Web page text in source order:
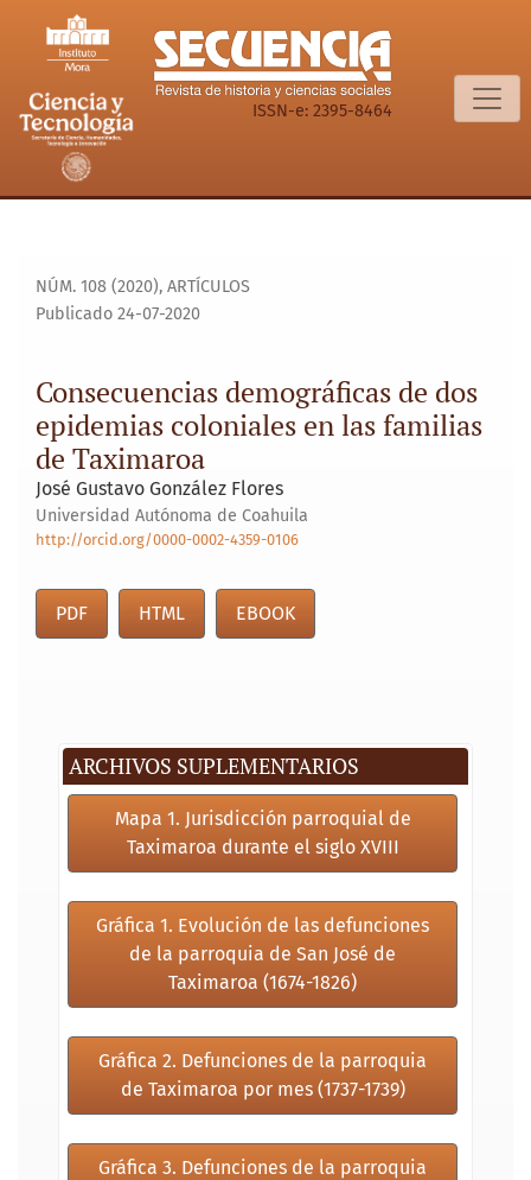
Consecuencias demográficas de dos epidemias
ISSN-e: 2395-8464
NÚM. 108 (2020), ARTÍCULOS
Consecuencias demográficas de dos
epidemias coloniales en las familias
de Taximaroa
Publicado 24-07-2020
José Gustavo González Flores
Universidad Autónoma de Coahuila
http://orcid.org/0000-0002-4359-0106
PDF HTML EBOOK
ARCHIVOS SUPLEMENTARIOS
Mapa 1. Jurisdicción parroquial de
Taximaroa durante el siglo XVIII
Gráfica 1. Evolución de las defunciones
de la parroquia de San José de
Taximaroa (1674-1826)
Gráfica 2. Defunciones de la parroquia
de Taximaroa por mes (1737-1739)
Gráfica 3. Defunciones de la parroquia